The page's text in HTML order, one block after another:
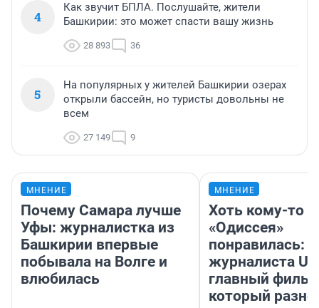
4
Как звучит БПЛА. Послушайте, жители
Башкирии: это может спасти вашу жизнь
28 893 36
5
На популярных у жителей Башкирии озерах
открыли бассейн, но туристы довольны не
всем
27 149 9
МНЕНИЕ
Почему Самара лучше
Уфы: журналистка из
Башкирии впервые
побывала на Волге и
влюбилась
МНЕНИЕ
Хоть кому-то
«Одиссея»
понравилась:
журналиста
главный
который